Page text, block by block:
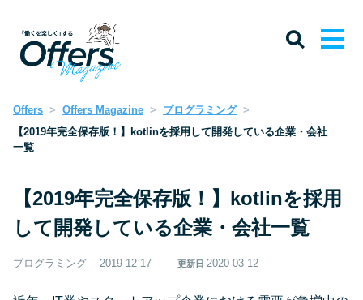
Offers Offers Magazine
プログラミング
【2019年完全保存版！】kotlinを採用して開発している企業・会社
一覧
【2019年完全保存版！】kotlinを採用
して開発している企業・会社一覧
プログラミング 2019-12-17 更新日 2020-03-12